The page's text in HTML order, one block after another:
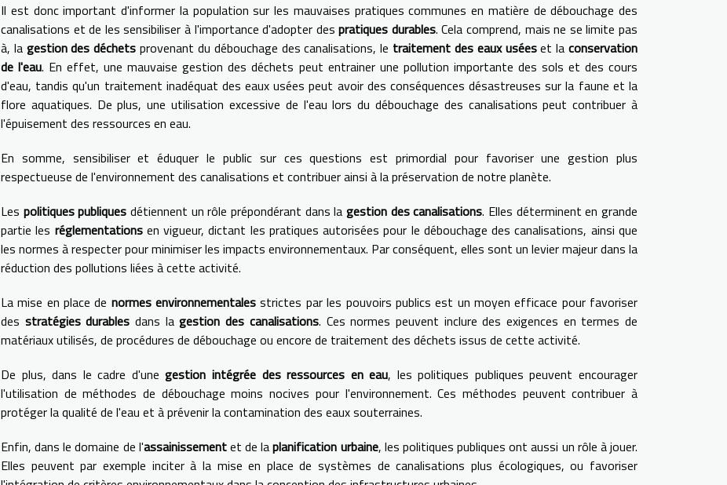
Il est donc important d'informer la population sur les mauvaises pratiques communes en matière de débouchage des
canalisations et de les sensibiliser à l'importance d'adopter despratiques durables. Cela comprend, mais ne se limite pas
à, la gestion des déchets provenant du débouchage des canalisations, le traitement des eaux uséeset laconservation
de l'eau. En effet, une mauvaise gestion des déchets peut entrainer une pollution importante des sols et des cours
d'eau, tandis qu'un traitement inadéquat des eaux usées peut avoir des conséquences désastreuses sur la faune et la
flore aquatiques. De plus, une utilisation excessive de l'eau lors du débouchage des canalisations peut contribuer à
l'épuisement des ressources en eau.
En somme, sensibiliser et éduquer le public sur ces questions est primordial pour favoriser une gestion plus
respectueuse de l'environnement des canalisations et contribuer ainsi à la préservation de notre planète.
Les politiques publiques détiennent un rôle prépondérant dans lagestion des canalisations. Elles déterminent en grande
partie les réglementationsen vigueur, dictant les pratiques autorisées pour le débouchage des canalisations, ainsi que
les normes à respecter pour minimiser les impacts environnementaux. Par conséquent, elles sont un levier majeur dans la
réduction des pollutions liées à cette activité.
La mise en place de normes environnementales strictes par les pouvoirs publics est un moyen efficace pour favoriser
des stratégies durables dans lagestion des canalisations. Ces normes peuvent inclure des exigences en termes de
matériaux utilisés, de procédures de débouchage ou encore de traitement des déchets issus de cette activité.
De plus, dans le cadre d'unegestion intégrée des ressources en eau, les politiques publiques peuvent encourager
l'utilisation de méthodes de débouchage moins nocives pour l'environnement. Ces méthodes peuvent contribuer à
protéger la qualité de l'eau et à prévenir la contamination des eaux souterraines.
Enfin, dans le domaine de l'assainissementet de laplanification urbaine, les politiques publiques ont aussi un rôle à jouer.
Elles peuvent par exemple inciter à la mise en place de systèmes de canalisations plus écologiques, ou favoriser